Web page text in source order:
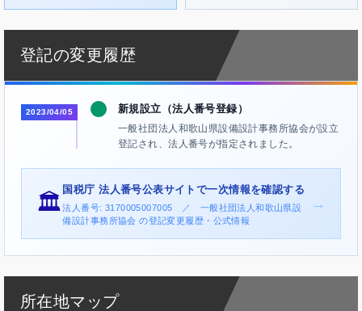
登記の変更履歴
2023/04/05 新規設立（法人番号登録）
一般社団法人和歌山県設備設計事務所協会が設立
登記され、法人番号が指定されました。
🏛️
国税庁 法人番号公表サイトで一次情報を確認する
法人番号: 3170005007005 ／ 一般社団法人和歌山県設
備設計事務所協会 の登記変更履歴・公式情報
→
所在地マップ